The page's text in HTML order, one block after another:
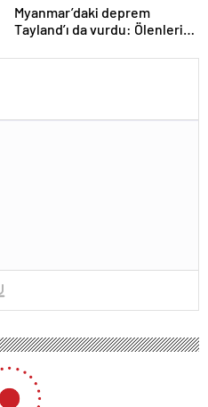
Myanmar’daki deprem
Tayland’ı da vurdu: Ölenlerin